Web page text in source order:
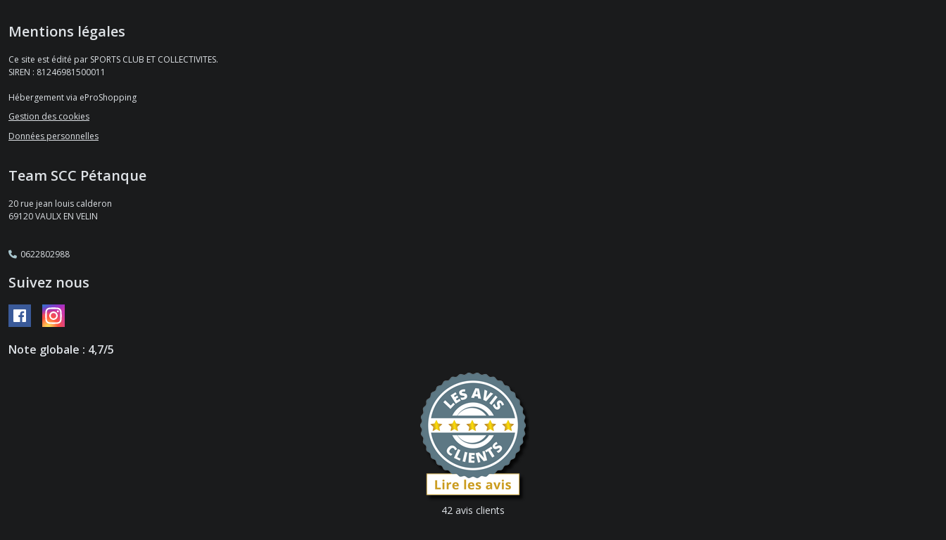
Mentions légales
Ce site est édité par SPORTS CLUB ET COLLECTIVITES.
SIREN : 81246981500011
Hébergement via eProShopping
Gestion des cookies
Données personnelles
Team SCC Pétanque
20 rue jean louis calderon
69120VAULX EN VELIN
0622802988
Suivez nous
Note globale : 4,7/5
42 avis clients